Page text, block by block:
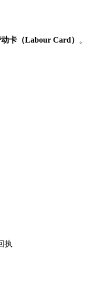
卡（Labour Card） 。
执